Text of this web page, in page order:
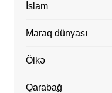
İslam
Maraq dünyası
Ölkə
Qarabağ